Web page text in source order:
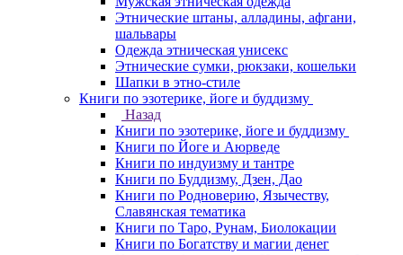
Этнические штаны, алладины, афгани,
шальвары
Одежда этническая унисекс
Этнические сумки, рюкзаки, кошельки
Шапки в этно-стиле
Книги по эзотерике, йоге и буддизму
Назад
Книги по эзотерике, йоге и буддизму
Книги по Йоге и Аюрведе
Книги по индуизму и тантре
Книги по Буддизму, Дзен, Дао
Книги по Родноверию, Язычеству,
Славянская тематика
Книги по Таро, Рунам, Биолокации
Книги по Богатству и магии денег